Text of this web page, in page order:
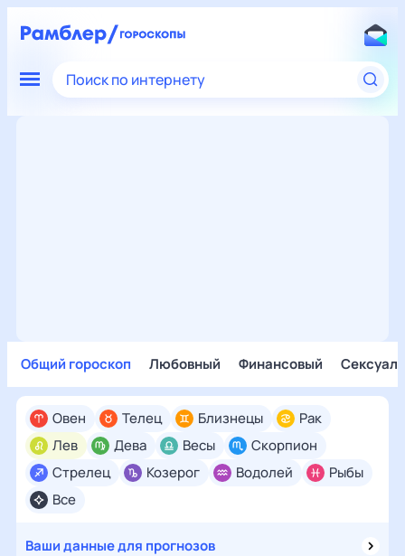
Поиск по интернету
Общий гороскоп Любовный Финансовый
Все
Овен Телец Близнецы
Рак
Лев
Дева Весы
Скорпион
Стрелец
Козерог Водолей Рыбы
Ваши данные для прогнозов